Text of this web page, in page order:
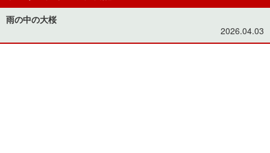
雨の中の大桜
2026.04.03